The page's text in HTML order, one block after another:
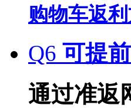
购物车返
Q6 可提
通过准返